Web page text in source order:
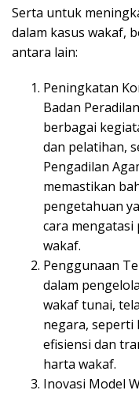
Serta untuk
dalam kasus wakaf,
antara lain:
Peningkatan
Badan
berbagai
dan pelatihan,
Pengadilan
memastikan
pengetahuan
cara
wakaf.
Penggunaan
dalam
wakaf tunai,
negara, seperti
efisiensi dan
harta wakaf.
Inovasi Model